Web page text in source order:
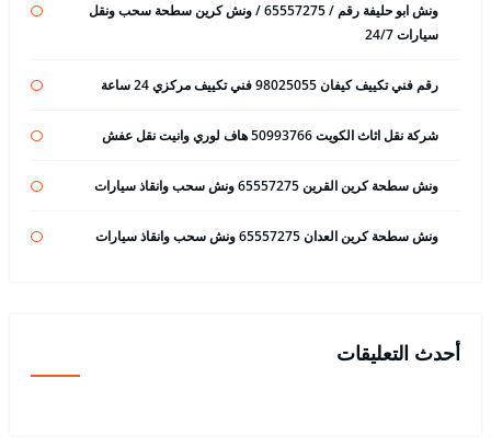
ونش ابو حليفة رقم / 65557275 / ونش كرين سطحة سحب ونقل
سيارات 24/7
رقم فني تكييف كيفان 98025055 فني تكييف مركزي 24 ساعة
شركة نقل اثاث الكويت 50993766 هاف لوري وانيت نقل عفش
ونش سطحة كرين القرين 65557275 ونش سحب وانقاذ سيارات
ونش سطحة كرين العدان 65557275 ونش سحب وانقاذ سيارات
أحدث التعليقات